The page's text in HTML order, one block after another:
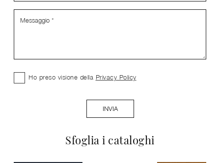
Sfoglia i cataloghi
Ho preso visione della Privacy Policy
INVIA